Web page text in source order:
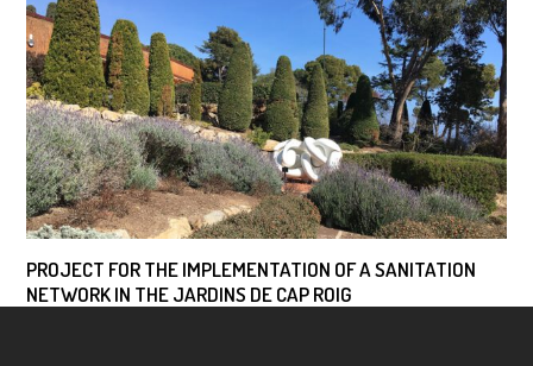
PROJECT FOR THE IMPLEMENTATION OF A SANITATION
NETWORK IN THE JARDINS DE CAP ROIG